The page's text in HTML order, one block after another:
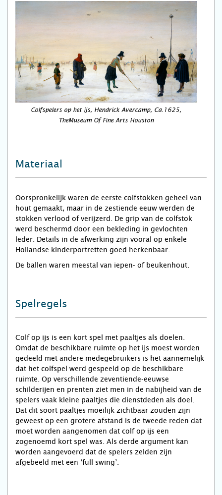
Colfspelers op het ijs, Hendrick Avercamp, Ca.1625,
TheMuseum Of Fine Arts Houston
Materiaal
Oorspronkelijk waren de eerste colfstokken geheel van
hout gemaakt, maar in de zestiende eeuw werden de
stokken verlood of verijzerd. De grip van de colfstok
werd beschermd door een bekleding in gevlochten
leder. Details in de afwerking zijn vooral op enkele
Hollandse kinderportretten goed herkenbaar.
De ballen waren meestal van iepen- of beukenhout.
Spelregels
Colf op ijs is een kort spel met paaltjes als doelen.
Omdat de beschikbare ruimte op het ijs moest worden
gedeeld met andere medegebruikers is het aannemelijk
dat het colfspel werd gespeeld op de beschikbare
ruimte. Op verschillende zeventiende-eeuwse
schilderijen en prenten ziet men in de nabijheid van de
spelers vaak kleine paaltjes die dienstdeden als doel.
Dat dit soort paaltjes moeilijk zichtbaar zouden zijn
geweest op een grotere afstand is de tweede reden dat
moet worden aangenomen dat colf op ijs een
zogenoemd kort spel was. Als derde argument kan
worden aangevoerd dat de spelers zelden zijn
afgebeeld met een ‘full swing’.